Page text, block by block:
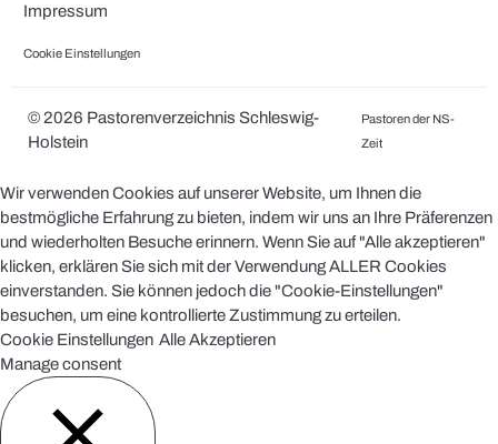
Impressum
Cookie Einstellungen
© 2026 Pastorenverzeichnis Schleswig-
Holstein
Pastoren der NS-
Zeit
Wir verwenden Cookies auf unserer Website, um Ihnen die
bestmögliche Erfahrung zu bieten, indem wir uns an Ihre Präferenzen
und wiederholten Besuche erinnern. Wenn Sie auf "Alle akzeptieren"
klicken, erklären Sie sich mit der Verwendung ALLER Cookies
einverstanden. Sie können jedoch die "Cookie-Einstellungen"
besuchen, um eine kontrollierte Zustimmung zu erteilen.
Cookie Einstellungen Alle Akzeptieren
Manage consent